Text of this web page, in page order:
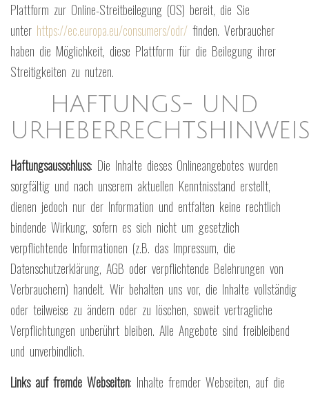
Plattform zur Online-Streitbeilegung (OS) bereit, die Sie
unter https://ec.europa.eu/consumers/odr/ finden. Verbraucher
haben die Möglichkeit, diese Plattform für die Beilegung ihrer
Streitigkeiten zu nutzen.
HAFTUNGS- UND
Haftungsausschluss: Die Inhalte dieses Onlineangebotes wurden
sorgfältig und nach unserem aktuellen Kenntnisstand erstellt,
dienen jedoch nur der Information und entfalten keine rechtlich
bindende Wirkung, sofern es sich nicht um gesetzlich
verpflichtende Informationen (z.B. das Impressum, die
Datenschutzerklärung, AGB oder verpflichtende Belehrungen von
Verbrauchern) handelt. Wir behalten uns vor, die Inhalte vollständig
oder teilweise zu ändern oder zu löschen, soweit vertragliche
Verpflichtungen unberührt bleiben. Alle Angebote sind freibleibend
und unverbindlich.
Links auf fremde Webseiten: Inhalte fremder Webseiten, auf die